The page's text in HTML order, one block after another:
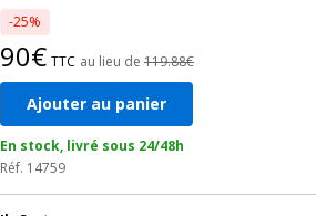
-25%
90€ TTC au lieu de 119.88€
Ajouter au panier
En stock, livré sous 24/48h
Réf. 14759